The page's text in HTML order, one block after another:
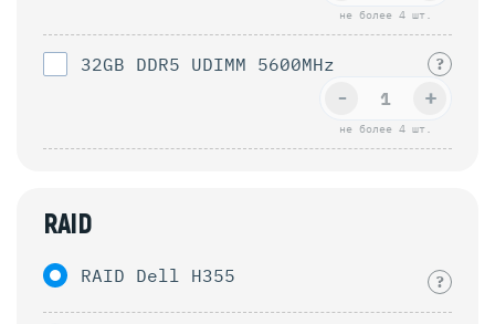
не более 4 шт.
32GB DDR5 UDIMM 5600MHz ?
не более 4 шт.
+
-
RAID
RAID Dell H355 ?